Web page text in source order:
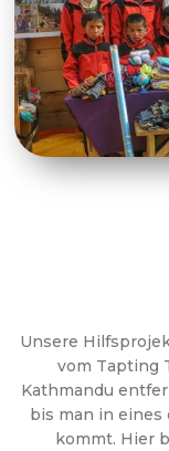
Unsere
vom Tapting
Kathmandu
bis man in
kommt. Hier